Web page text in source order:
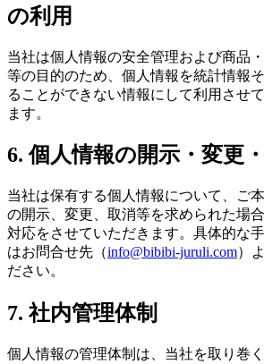
の利用
当社は個人情報の安全管理および商品
等の目的のため、個人情報を統計情報
ることができない情報にして利用させ
ます。
6. 個人情報の開示・変更
当社は保有する個人情報について、ご
の開示、変更、取消等を求められた場
対応をさせていただきます。具体的な
はお問合せ先（info@bibibi-juruli.com）
ださい。
7. 社内管理体制
個人情報の管理体制は、当社を取り巻